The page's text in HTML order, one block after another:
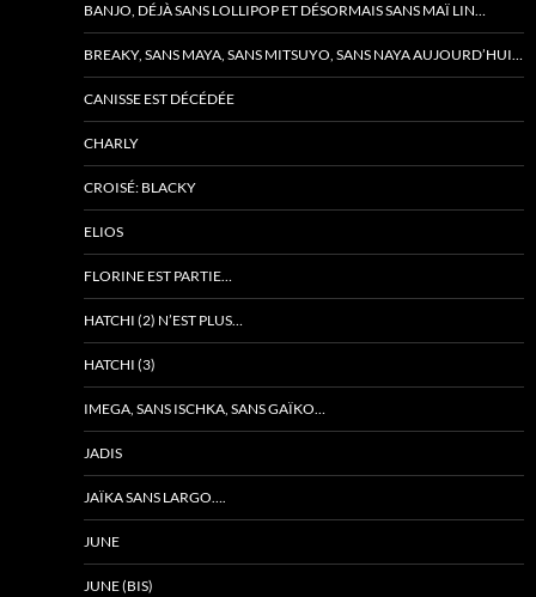
BANJO, DÉJÀ SANS LOLLIPOP ET DÉSORMAIS SANS MAÏ LIN…
BREAKY, SANS MAYA, SANS MITSUYO, SANS NAYA AUJOURD’HUI…
CANISSE EST DÉCÉDÉE
CHARLY
CROISÉ: BLACKY
ELIOS
FLORINE EST PARTIE…
HATCHI (2) N’EST PLUS…
HATCHI (3)
IMEGA, SANS ISCHKA, SANS GAÏKO…
JADIS
JAÏKA SANS LARGO….
JUNE
JUNE (BIS)